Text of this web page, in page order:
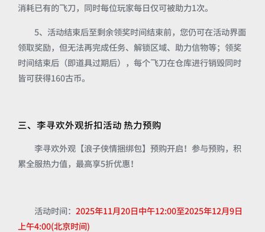
消耗已有的飞刀，同时每位玩家每日仅可被助力1次。
5、活动结束后至剩余领奖时间结束前，您仍可在活动界面
领取奖励，但无法再完成任务、解锁区域、助力信物等；领奖
时间结束后（即道具过期后），每个飞刀在仓库进行销毁同时
皆可获得160古币。
三、李寻欢外观折扣活动 热力预购
李寻欢外观【浪子侠情捆绑包】预购开启！参与预购，积
累全服热力值，最高享5折优惠！
活动时间： 2025年11月20日中午12:00至2025年12月9日
上午4:00(北京时间)